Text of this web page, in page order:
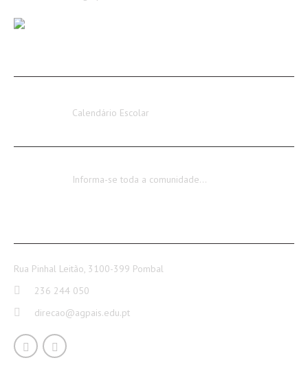
Calendário Escolar
Informa-se toda a comunidade…
Rua Pinhal Leitão, 3100-399 Pombal
236 244 050
direcao@agpais.edu.pt